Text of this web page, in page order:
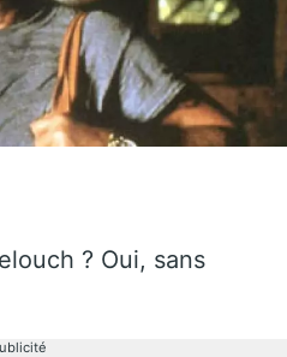
? Oui, sans